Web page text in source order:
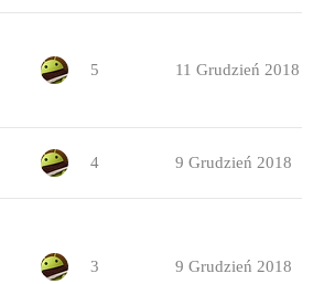
5 11 Grudzień 2018
4 9 Grudzień 2018
3 9 Grudzień 2018